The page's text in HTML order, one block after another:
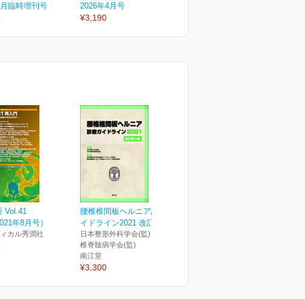
臨時増刊号
2026年4月号
¥3,190
Vol.41
年8月号）
カル秀潤社
腰椎椎間板ヘルニア診療ガ
イドライン2021 改訂第3版
日本整形外科学会(監) 日本脊
椎脊髄病学会(監)
南江堂
¥3,300